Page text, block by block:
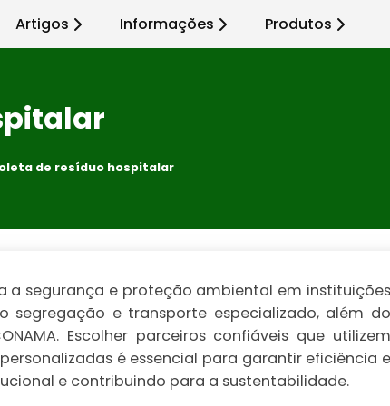
Artigos Informações Produtos
de resíduo hospitalar
a segurança e proteção ambiental em instituições
segregação e transporte especializado, além do
Escolher parceiros confiáveis que utilizem
é essencial para garantir eficiência e
e contribuindo para a sustentabilidade.